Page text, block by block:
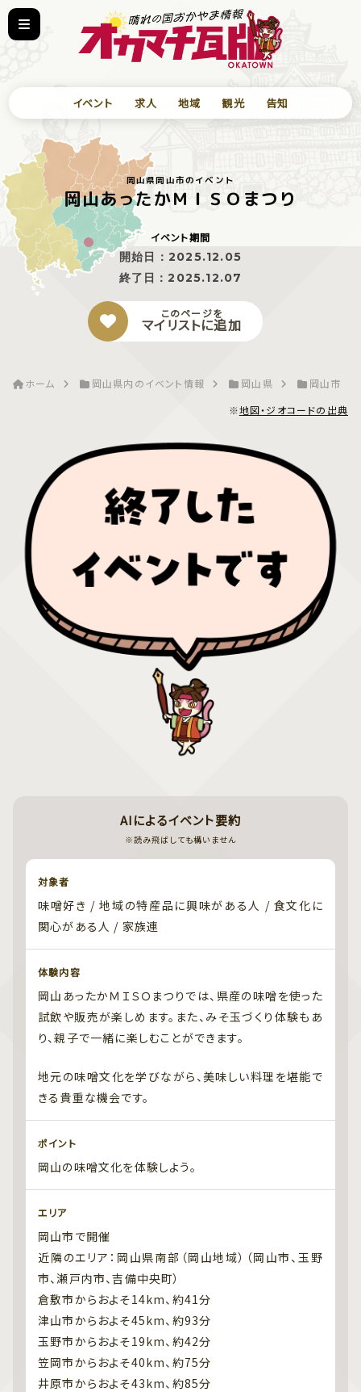
イベント 求人 地域 観光 告知
岡山県岡山市のイベント
岡山あったかＭＩＳＯまつり
イベント期間
開始日： 2025.12.05
終了日：2025.12.07
このページを
マイリストに追加
ホーム 岡山県内のイベント情報 岡山県
岡山市
※地図・ジオコードの出典
AIによるイベント要約
※読み飛ばしても構いません
対象者
味噌好き / 地域の特産品に興味がある人 / 食文化に
関心がある人 / 家族連
体験内容
岡山あったかＭＩＳＯまつりでは、県産の味噌を使った
試飲や販売が楽しめます。また、みそ玉づくり体験もあ
り、親子で一緒に楽しむことができます。
地元の味噌文化を学びながら、美味しい料理を堪能で
きる貴重な機会です。
ポイント
岡山の味噌文化を体験しよう。
エリア
岡山市で開催
近隣のエリア：岡山県南部（岡山地域）（岡山市、玉野
市、瀬戸内市、吉備中央町）
倉敷市からおよそ14km、約41分
津山市からおよそ45km、約93分
玉野市からおよそ19km、約42分
笠岡市からおよそ40km、約75分
井原市からおよそ43km、約85分